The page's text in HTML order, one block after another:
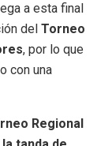
a esta final
del Torneo
, por lo que
con una
Regional